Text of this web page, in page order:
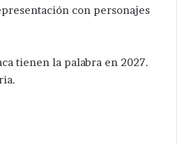
con personajes
tienen la palabra en 2027.